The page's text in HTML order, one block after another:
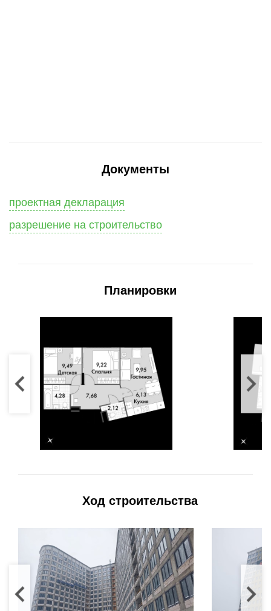
Документы
проектная декларация
разрешение на строительство
Планировки
Ход строительства